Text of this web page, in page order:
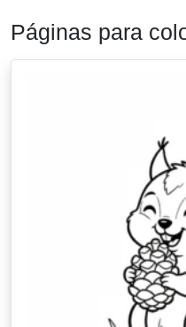
Páginas para